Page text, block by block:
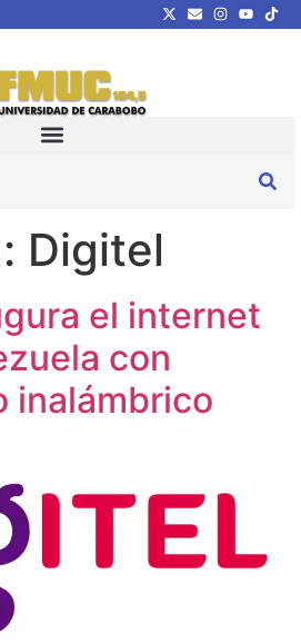
Digitel
el internet
con
inalámbrico